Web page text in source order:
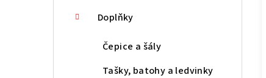
Doplňky
Čepice a šály
Tašky, batohy a ledvinky